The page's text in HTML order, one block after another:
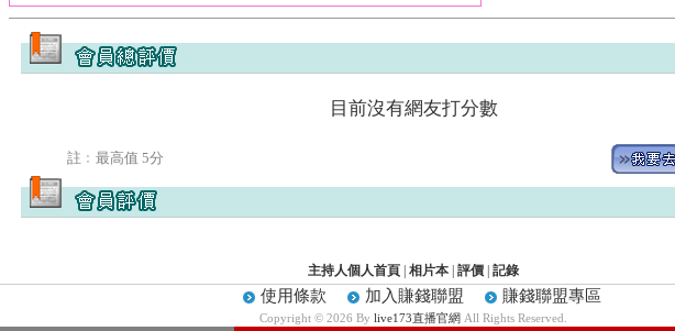
目前沒有網友打分數
註﹕最高值 5分
主持人個人首頁 相片本 評價 記錄
使用條款 加入賺錢聯盟 賺錢聯盟專區
Copyright © 2026 By live173直播官網 All Rights Reserved.